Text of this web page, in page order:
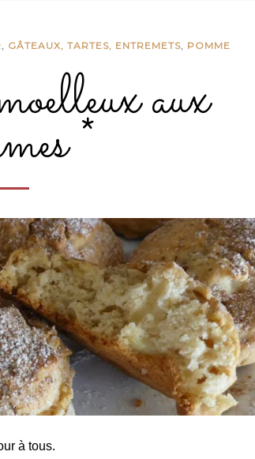
, GÂTEAUX, TARTES, ENTREMETS, POMME
aux
*
à tous.